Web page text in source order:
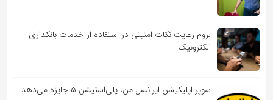
لزوم رعایت نکات امنیتی در استفاده از خدمات بانکداری
الکترونیک
سوپر اپلیکیشن ایرانسل من، پلی‌استیشن ۵ جایزه می‌دهد